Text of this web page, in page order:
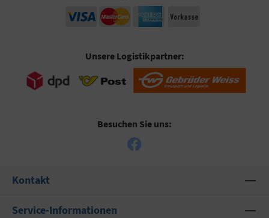
Unsere Logistikpartner:
Besuchen Sie uns:
Kontakt
Service-Informationen